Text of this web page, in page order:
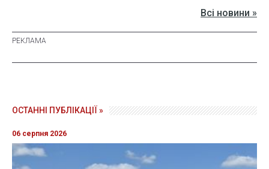
Всі новини »
ОСТАННІ ПУБЛІКАЦІЇ »
06 серпня 2026